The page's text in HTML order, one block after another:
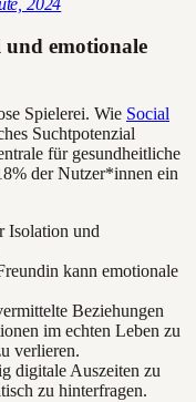
und emotionale
Spielerei. Wie Social
Suchtpotenzial
für gesundheitliche
der Nutzer*innen ein
Isolation und
kann emotionale
Beziehungen
im echten Leben zu
verlieren.
digitale Auszeiten zu
zu hinterfragen.